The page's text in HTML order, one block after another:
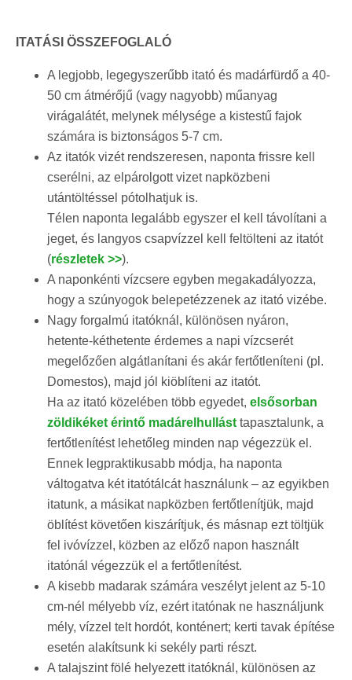
ITATÁSI ÖSSZEFOGLALÓ
A legjobb, legegyszerűbb itató és madárfürdő a 40-
50 cm átmérőjű (vagy nagyobb) műanyag
virágalátét, melynek mélysége a kistestű fajok
számára is biztonságos 5-7 cm.
Az itatók vizét rendszeresen, naponta frissre kell
cserélni, az elpárolgott vizet napközbeni
utántöltéssel pótolhatjuk is.
Télen naponta legalább egyszer el kell távolítani a
jeget, és langyos csapvízzel kell feltölteni az itatót
(részletek >>).
A naponkénti vízcsere egyben megakadályozza,
hogy a szúnyogok belepetézzenek az itató vizébe.
Nagy forgalmú itatóknál, különösen nyáron,
hetente-kéthetente érdemes a napi vízcserét
megelőzően algátlanítani és akár fertőtleníteni (pl.
Domestos), majd jól kiöblíteni az itatót.
Ha az itató közelében több egyedet, elsősorban
zöldikéket érintő madárelhullást tapasztalunk, a
fertőtlenítést lehetőleg minden nap végezzük el.
Ennek legpraktikusabb módja, ha naponta
váltogatva két itatótálcát használunk – az egyikben
itatunk, a másikat napközben fertőtlenítjük, majd
öblítést követően kiszárítjuk, és másnap ezt töltjük
fel ivóvízzel, közben az előző napon használt
itatónál végezzük el a fertőtlenítést.
A kisebb madarak számára veszélyt jelent az 5-10
cm-nél mélyebb víz, ezért itatónak ne használjunk
mély, vízzel telt hordót, konténert; kerti tavak építése
esetén alakítsunk ki sekély parti részt.
A talajszint fölé helyezett itatóknál, különösen az